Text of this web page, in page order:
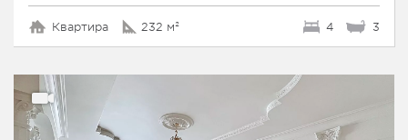
Квартира 232 м² 4 3